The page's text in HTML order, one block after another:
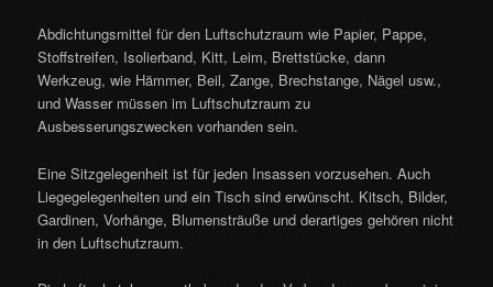
Abdichtungsmittel für den Luftschutzraum wie Papier, Pappe,
Stoffstreifen, Isolierband, Kitt, Leim, Brettstücke, dann
Werkzeug, wie Hämmer, Beil, Zange, Brechstange, Nägel usw.,
und Wasser müssen im Luftschutzraum zu
Ausbesserungszwecken vorhanden sein.
Eine Sitzgelegenheit ist für jeden Insassen vorzusehen. Auch
Liegegelegenheiten und ein Tisch sind erwünscht. Kitsch, Bilder,
Gardinen, Vorhänge, Blumensträuße und derartiges gehören nicht
in den Luftschutzraum.